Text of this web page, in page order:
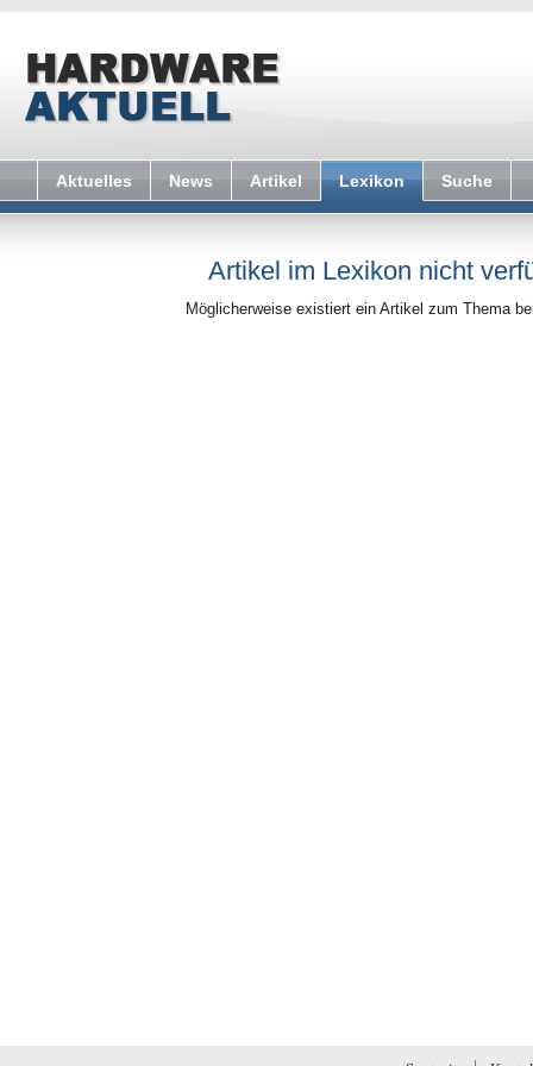
Aktuelles News Artikel Lexikon Suche
Artikel im Lexikon nicht
Möglicherweise existiert ein Artikel zum Thema